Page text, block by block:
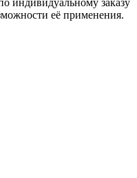
её применения.